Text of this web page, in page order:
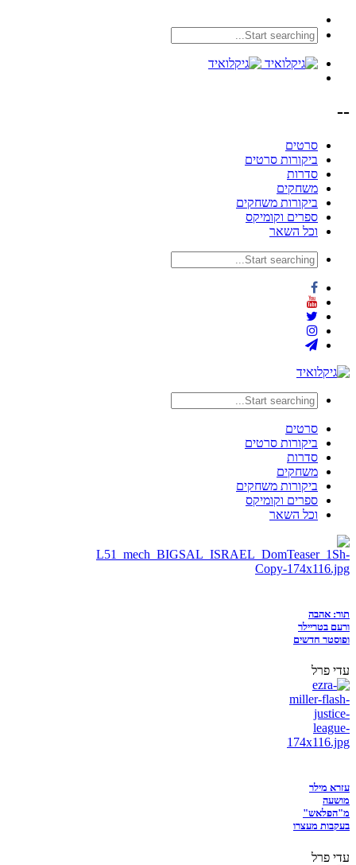
--
סרטים
ביקורות סרטים
סדרות
משחקים
ביקורות משחקים
ספרים וקומיקס
וכל השאר
סרטים
ביקורות סרטים
סדרות
משחקים
ביקורות משחקים
ספרים וקומיקס
וכל השאר
תור: אהבה
ורעם בטריילר
ופוסטר חדשים
עדי פרל
עזרא מילר
מושעה
מ"הפלאש"
בעקבות מעצרו
עדי פרל